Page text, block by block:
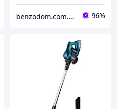
benzodom.com.ua 96%